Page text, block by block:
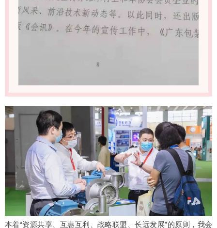
本着“资源共享、互惠互利、战略联盟、长远发展”的原则，我会